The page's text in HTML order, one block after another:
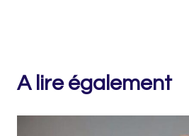
A lire également